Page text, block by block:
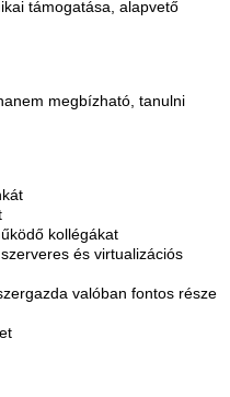
támogatása, alapvető
megbízható, tanulni
kollégákat
és virtualizációs
valóban fontos része